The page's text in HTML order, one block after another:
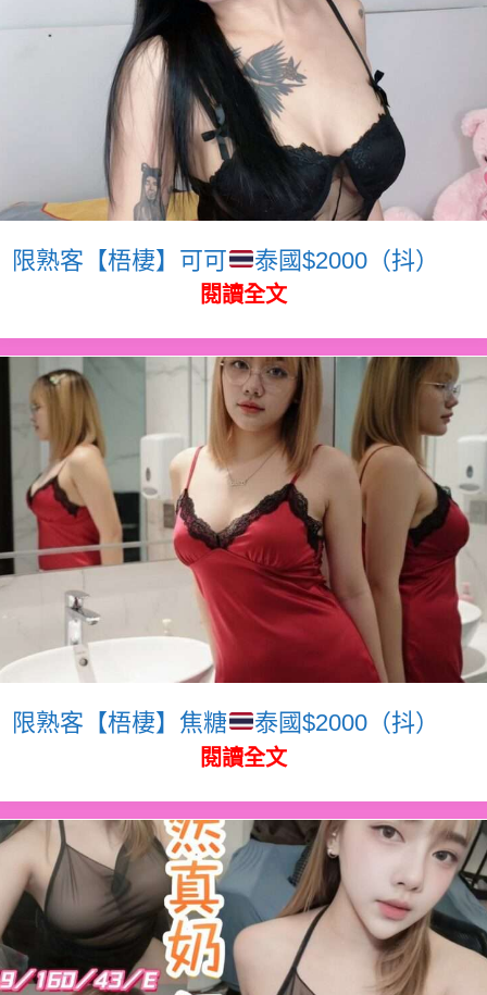
限熟客【梧棲】可可 泰國$2000（抖）
閱讀全文
限熟客【梧棲】焦糖 泰國$2000（抖）
閱讀全文